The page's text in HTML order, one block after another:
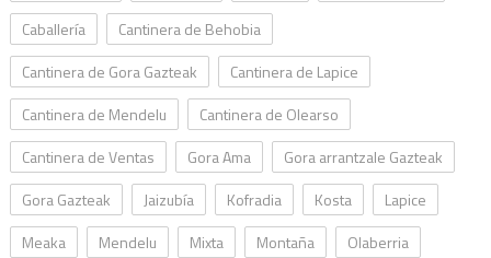
Caballería
Cantinera de Behobia
Cantinera de Gora Gazteak
Cantinera de Lapice
Cantinera de Mendelu
Cantinera de Olearso
Cantinera de Ventas
Gora Ama
Gora arrantzale Gazteak
Gora Gazteak
Jaizubía Kofradia Kosta
Lapice
Meaka
Mendelu Mixta Montaña
Olaberria